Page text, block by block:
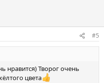
#5
нравится) Творог очень
цвета